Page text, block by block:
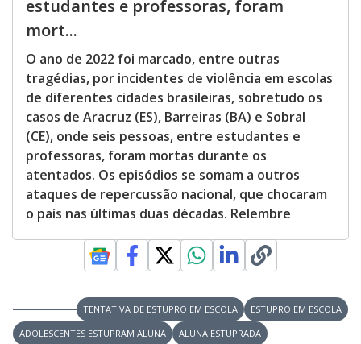
estudantes e professoras, foram
mort...
O ano de 2022 foi marcado, entre outras
tragédias, por incidentes de violência em escolas
de diferentes cidades brasileiras, sobretudo os
casos de Aracruz (ES), Barreiras (BA) e Sobral
(CE), onde seis pessoas, entre estudantes e
professoras, foram mortas durante os
atentados. Os episódios se somam a outros
ataques de repercussão nacional, que chocaram
o país nas últimas duas décadas. Relembre
TENTATIVA DE ESTUPRO EM ESCOLA
ESTUPRO EM ESCOLA
ADOLESCENTES ESTUPRAM ALUNA
ALUNA ESTUPRADA